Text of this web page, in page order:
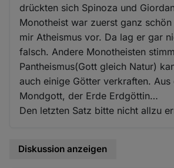
drückten sich Spinoza und
Monotheist war zuerst ganz
mir Atheismus vor. Da lag er gar
falsch. Andere Monotheisten
Pantheismus(Gott gleich Natur)
auch einige Götter verkraften.
Mondgott, der Erde Erdgöttin…
Den letzten Satz bitte nicht allzu
Diskussion anzeigen